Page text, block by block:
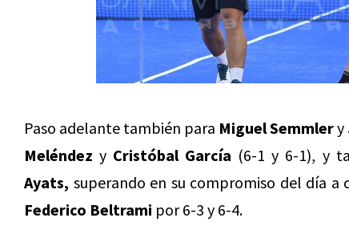
Paso adelante también para Miguel Semmlery
Meléndez y Cristóbal García (6-1 y 6-1), y
Ayats, superando en su compromiso del día a
Federico Beltrami por 6-3 y 6-4.